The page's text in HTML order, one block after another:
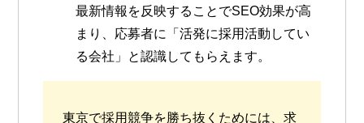
最新情報を反映することでSEO効果が高
まり、応募者に「活発に採用活動してい
る会社」と認識してもらえます。
東京で採用競争を勝ち抜くためには、求